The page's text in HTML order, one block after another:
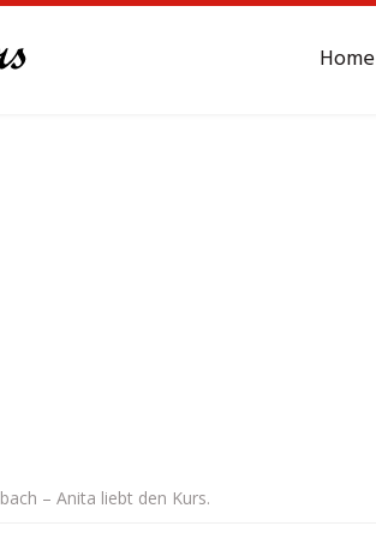
Home
– Anita liebt den Kurs.